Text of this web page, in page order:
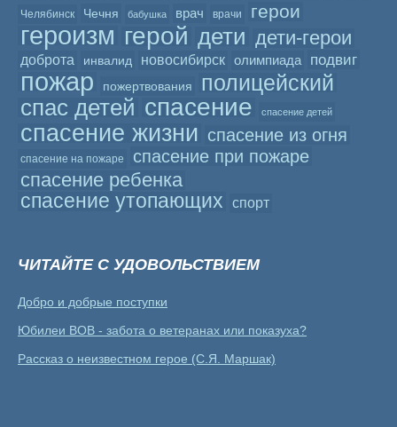
Челябинск Чечня бабушка врач врачи герои
героизм герой дети дети-герои
доброта инвалид новосибирск олимпиада подвиг
пожар пожертвования
полицейский
спас детей спасение спасение детей
спасение жизни спасение из огня
спасение на пожаре спасение при пожаре
спасение ребенка
спасение утопающих
спорт
ЧИТАЙТЕ С УДОВОЛЬСТВИЕМ
Добро и добрые поступки
Юбилеи ВОВ - забота о ветеранах или показуха?
Рассказ о неизвестном герое (С.Я. Маршак)